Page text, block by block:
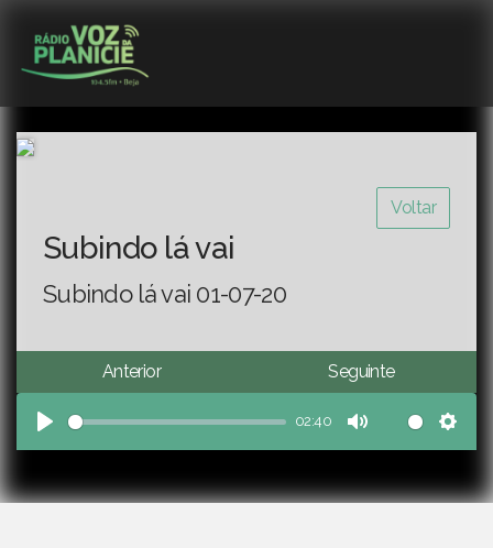
Voltar
Subindo lá vai
Subindo lá vai 01-07-20
Anterior Seguinte
Play
02:40
Mute